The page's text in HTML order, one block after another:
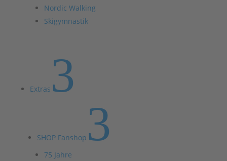
Nordic Walking
Skigymnastik
Extras 3
SHOP Fanshop 3
75 Jahre